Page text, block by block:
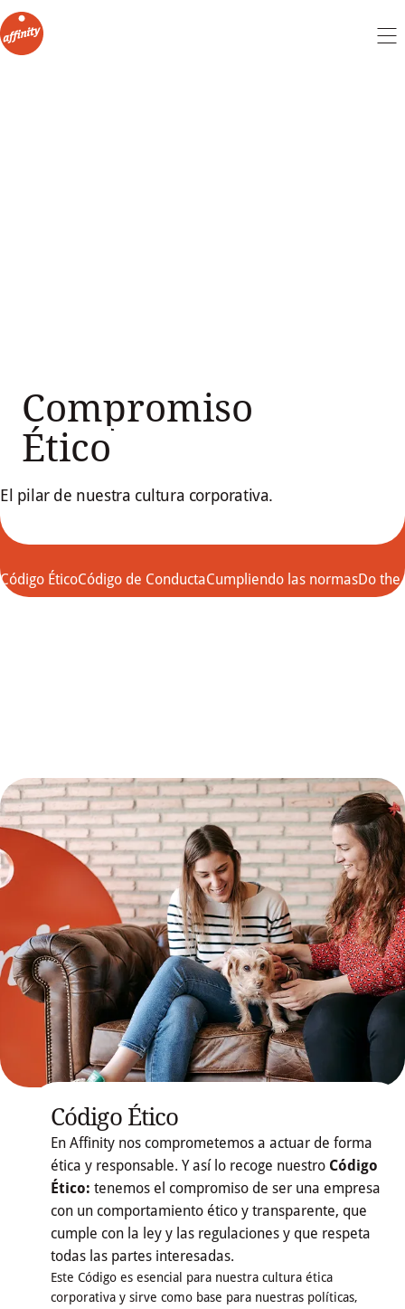
Compromiso
Ético
El pilar de nuestra cultura corporativa.
Código ÉticoCódigo de ConductaCumpliendo las normasDo the
Código Ético
En Affinity nos comprometemos a actuar de forma
ética y responsable. Y así lo recoge nuestro Código
Ético: tenemos el compromiso de ser una empresa
con un comportamiento ético y transparente, que
cumple con la ley y las regulaciones y que respeta
todas las partes interesadas.
Este Código es esencial para nuestra cultura ética
corporativa y sirve como base para nuestras políticas,